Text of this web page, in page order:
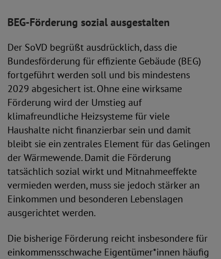
BEG-Förderung sozial ausgestalten
Der SoVD begrüßt ausdrücklich, dass die
Bundesförderung für effiziente Gebäude (BEG)
fortgeführt werden soll und bis mindestens
2029 abgesichert ist. Ohne eine wirksame
Förderung wird der Umstieg auf
klimafreundliche Heizsysteme für viele
Haushalte nicht finanzierbar sein und damit
bleibt sie ein zentrales Element für das Gelingen
der Wärmewende. Damit die Förderung
tatsächlich sozial wirkt und Mitnahmeeffekte
vermieden werden, muss sie jedoch stärker an
Einkommen und besonderen Lebenslagen
ausgerichtet werden.
Die bisherige Förderung reicht insbesondere für
einkommensschwache Eigentümer*innen häufig